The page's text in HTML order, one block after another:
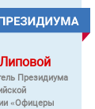
Липовой
Президиума
«Офицеры